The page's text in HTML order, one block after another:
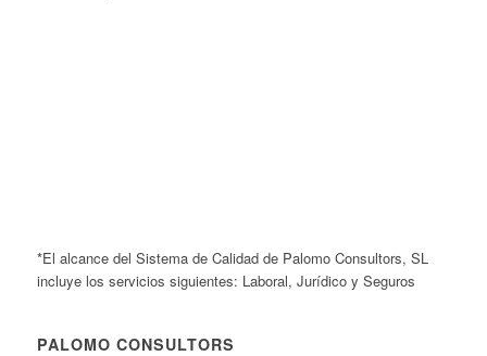
*El alcance del Sistema de Calidad de Palomo Consultors, SL
incluye los servicios siguientes: Laboral, Jurídico y Seguros
PALOMO CONSULTORS